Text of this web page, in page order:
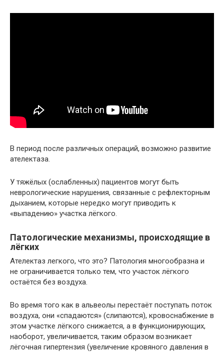
В период после различных операций, возможно развитие
ателектаза.
У тяжёлых (ослабленных) пациентов могут быть
неврологические нарушения, связанные с рефлекторным
дыханием, которые нередко могут приводить к
«выпадению» участка лёгкого.
Патологические механизмы, происходящие в
лёгких
Ателектаз легкого, что это? Патология многообразна и
не ограничивается только тем, что участок лёгкого
остаётся без воздуха.
Во время того как в альвеолы перестаёт поступать поток
воздуха, они «спадаются» (слипаются), кровоснабжение в
этом участке лёгкого снижается, а в функционирующих,
наоборот, увеличивается, таким образом возникает
лёгочная гипертензия (увеличение кровяного давления в